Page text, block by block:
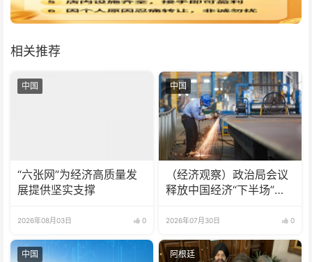
相关推荐
中国
“六张网”为经济高质量发
展提供坚实支撑
2026年08月03日 0
中国
（经济观察）政治局会议
释放中国经济“下半场”三
2026年07月30日 0
中国 阿根廷